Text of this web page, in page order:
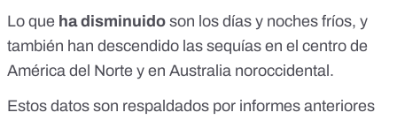
Lo que ha disminuido son los días y noches fríos, y
también han descendido las sequías en el centro de
América del Norte y en Australia noroccidental.
Estos datos son respaldados por informes anteriores